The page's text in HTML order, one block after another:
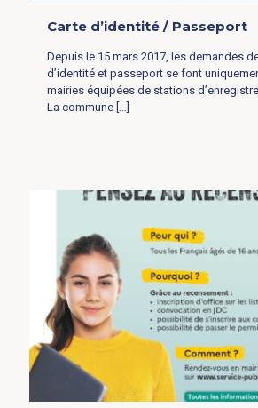
Carte d’identité / Passeport
Depuis le 15 mars 2017, les demandes
d’identité et passeport se font
mairies équipées de stations
La commune […]